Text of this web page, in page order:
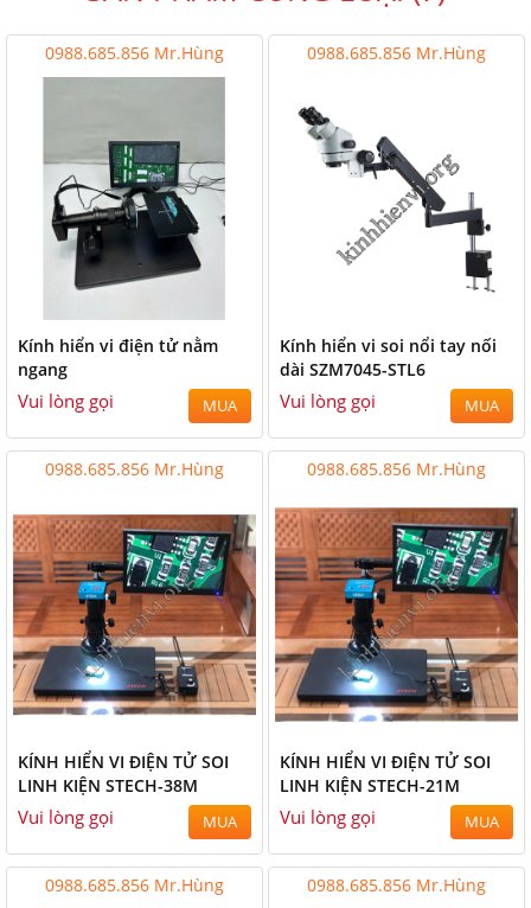
0988.685.856 Mr.Hùng
Kính hiển vi điện tử nằm
ngang
Vui lòng gọi MUA
0988.685.856 Mr.Hùng
Kính hiển vi soi nổi tay nối
dài SZM7045-STL6
Vui lòng gọi MUA
0988.685.856 Mr.Hùng
KÍNH HIỂN VI ĐIỆN TỬ SOI
LINH KIỆN STECH-38M
Vui lòng gọi MUA
0988.685.856 Mr.Hùng
KÍNH HIỂN VI ĐIỆN TỬ SOI
LINH KIỆN STECH-21M
Vui lòng gọi MUA
0988.685.856 Mr.Hùng 0988.685.856 Mr.Hùng